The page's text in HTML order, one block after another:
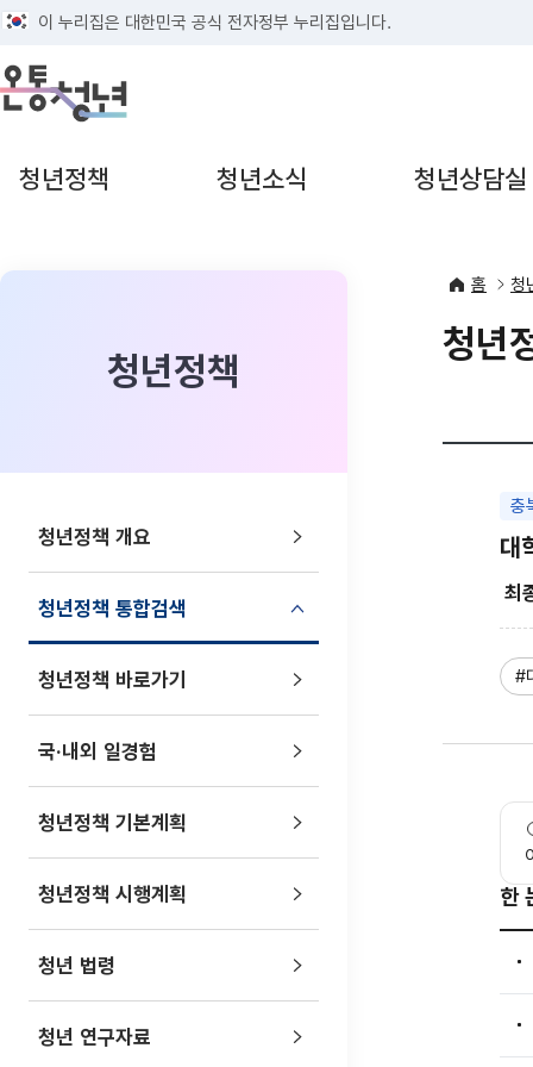
태극기
이 누리집은 대한민국 공식 전자정부 누리집입니다.
청년정책 청년소식 청년상담실
청년정책
청년정책 개요
청년정책 통합검색
청년정책 바로가기
국·내외 일경험
청년정책 기본계획
청년정책 시행계획
청년 법령
청년 연구자료
청년
홈 청
충
대
최
태그
#
한